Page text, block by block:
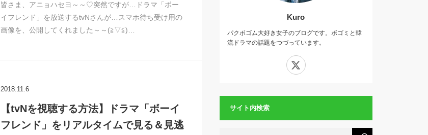
皆さま、アニョハセヨ～～♡突然ですが…ドラマ「ボー
イフレンド」を放送するtvNさんが…スマホ待ち受け用の
画像を、公開してくれました～～(≧▽≦)…
2018.11.6
【tvNを視聴する方法】ドラマ「ボーイ
フレンド」をリアルタイムで見る＆見逃
Kuro
パクボゴム大好き女子のブログです。ボゴミと韓
流ドラマの話題をつづっています。
サイト内検索